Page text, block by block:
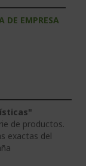
DE EMPRESA
de productos.
exactas del